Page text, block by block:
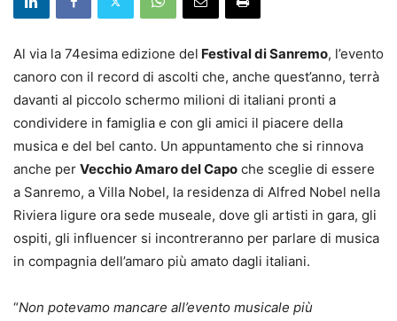
Al via la 74esima edizione del Festival di Sanremo, l’evento
canoro con il record di ascolti che, anche quest’anno, terrà
davanti al piccolo schermo milioni di italiani pronti a
condividere in famiglia e con gli amici il piacere della
musica e del bel canto. Un appuntamento che si rinnova
anche per Vecchio Amaro del Capo che sceglie di essere
a Sanremo, a Villa Nobel, la residenza di Alfred Nobel nella
Riviera ligure ora sede museale, dove gli artisti in gara, gli
ospiti, gli influencer si incontreranno per parlare di musica
in compagnia dell’amaro più amato dagli italiani.
“Non potevamo mancare all’evento musicale più